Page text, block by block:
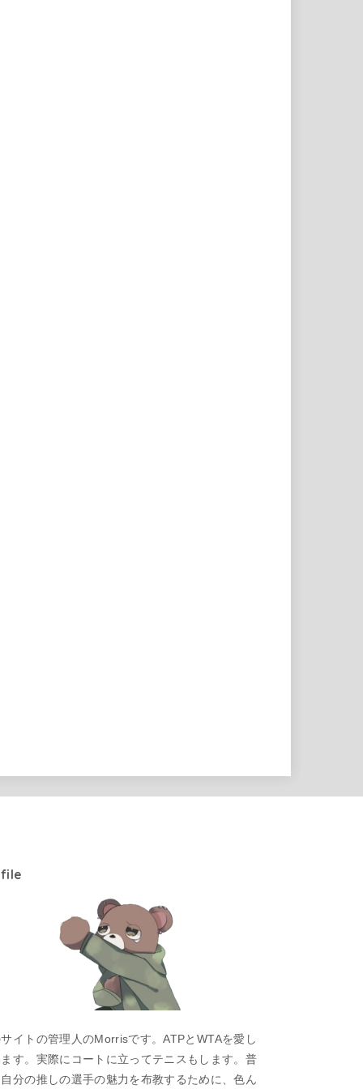
イトの管理人のMorrisです。ATPとWTAを愛し
す。実際にコートに立ってテニスもします。普
分の推しの選手の魅力を布教するために、色ん